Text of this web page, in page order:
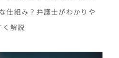
仕組み？弁護士がわかりや
く解説